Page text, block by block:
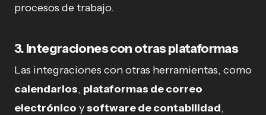
procesos de trabajo.
3. Integraciones con otras plataformas
Las integraciones con otras herramientas, como
calendarios, plataformas de correo
electrónico ysoftware de contabilidad,